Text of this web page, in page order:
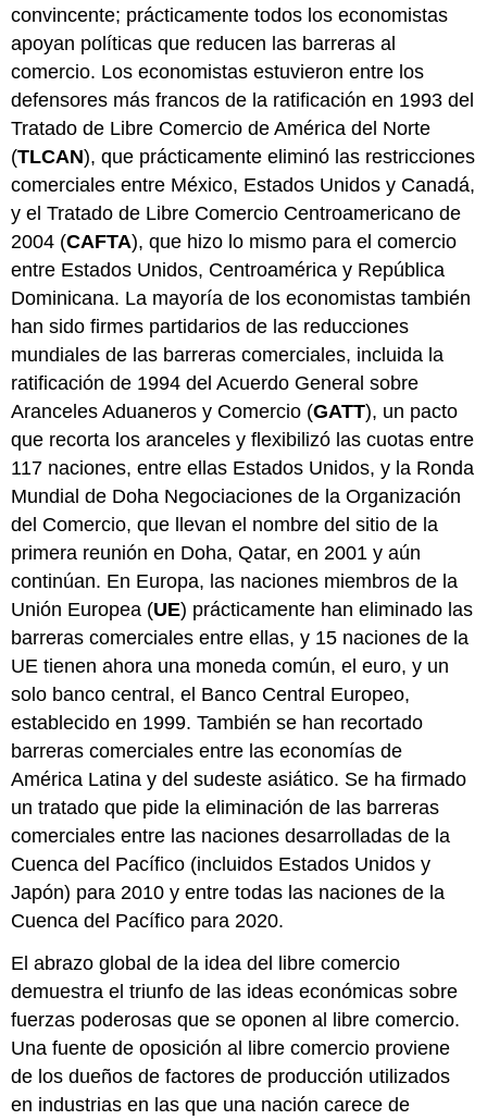
convincente; prácticamente todos los economistas
apoyan políticas que reducen las barreras al
comercio. Los economistas estuvieron entre los
defensores más francos de la ratificación en 1993 del
Tratado de Libre Comercio de América del Norte
(TLCAN), que prácticamente eliminó las restricciones
comerciales entre México, Estados Unidos y Canadá,
y el Tratado de Libre Comercio Centroamericano de
2004 (CAFTA), que hizo lo mismo para el comercio
entre Estados Unidos, Centroamérica y República
Dominicana. La mayoría de los economistas también
han sido firmes partidarios de las reducciones
mundiales de las barreras comerciales, incluida la
ratificación de 1994 del Acuerdo General sobre
Aranceles Aduaneros y Comercio (GATT), un pacto
que recorta los aranceles y flexibilizó las cuotas entre
117 naciones, entre ellas Estados Unidos, y la Ronda
Mundial de Doha Negociaciones de la Organización
del Comercio, que llevan el nombre del sitio de la
primera reunión en Doha, Qatar, en 2001 y aún
continúan. En Europa, las naciones miembros de la
Unión Europea (UE) prácticamente han eliminado las
barreras comerciales entre ellas, y 15 naciones de la
UE tienen ahora una moneda común, el euro, y un
solo banco central, el Banco Central Europeo,
establecido en 1999. También se han recortado
barreras comerciales entre las economías de
América Latina y del sudeste asiático. Se ha firmado
un tratado que pide la eliminación de las barreras
comerciales entre las naciones desarrolladas de la
Cuenca del Pacífico (incluidos Estados Unidos y
Japón) para 2010 y entre todas las naciones de la
Cuenca del Pacífico para 2020.
El abrazo global de la idea del libre comercio
demuestra el triunfo de las ideas económicas sobre
fuerzas poderosas que se oponen al libre comercio.
Una fuente de oposición al libre comercio proviene
de los dueños de factores de producción utilizados
en industrias en las que una nación carece de